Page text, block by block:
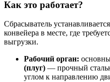
Как это работает?
Сбрасыватель
конвейера в месте, где
выгрузки.
Рабочий орган:
(плуг) — прочный
углом к направлению